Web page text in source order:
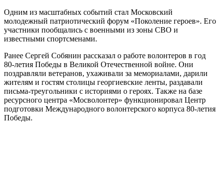
Одним из масштабных событий стал Московский
молодежный патриотический форум «Поколение героев». Его
участники пообщались с военными из зоны СВО и
известными спортсменами.
Ранее Сергей Собянин рассказал о работе волонтеров в год
80-летия Победы в Великой Отечественной войне. Они
поздравляли ветеранов, ухаживали за мемориалами, дарили
жителям и гостям столицы георгиевские ленты, раздавали
письма-треугольники с историями о героях. Также на базе
ресурсного центра «Мосволонтер» функционировал Центр
подготовки Международного волонтерского корпуса 80-летия
Победы.